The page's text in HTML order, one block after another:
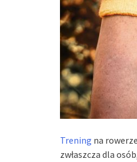
Trening na
zwłaszcza dla